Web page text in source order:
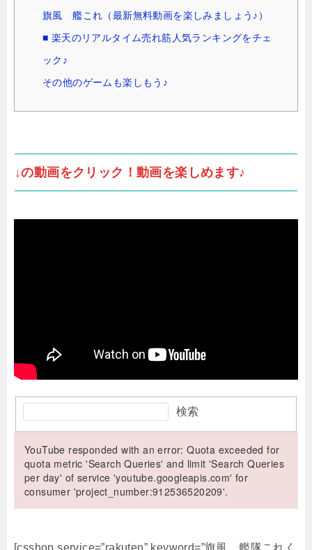
旗風 艦これ（最新無料動画を楽しみましょう♪）
■ 楽天のリアルタイム売れ筋人気ランキングをチェ
ック♪
その他のゲームも楽しもう♪
↓の動画をクリック！動画を楽しめます♪
検索
YouTube responded with an error: Quota exceeded for
quota metric 'Search Queries' and limit 'Search Queries
per day' of service 'youtube.googleapis.com' for
consumer 'project_number:912536520209'.